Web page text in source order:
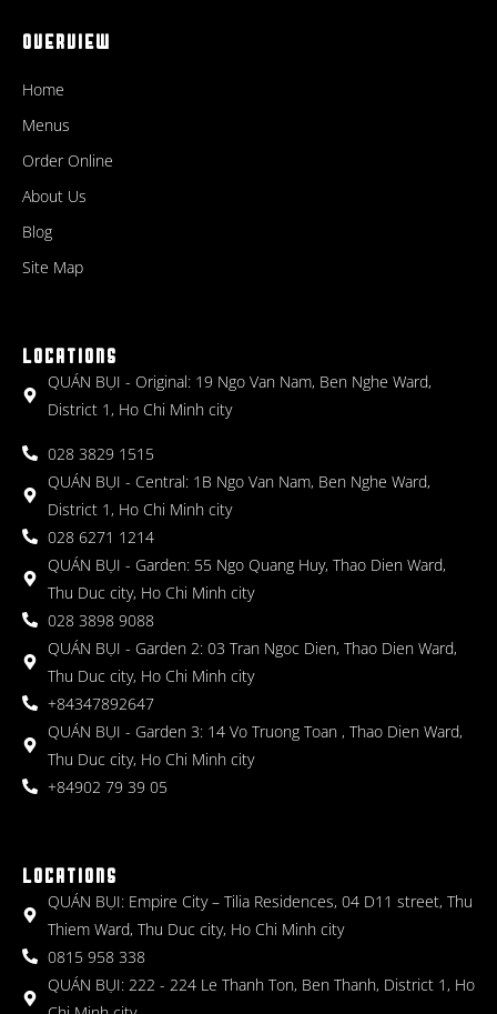
OVERVIEW
Home
Menus
Order Online
About Us
Blog
Site Map
LOCATIONS
QUÁN BỤI - Original: 19 Ngo Van Nam, Ben Nghe Ward,
District 1, Ho Chi Minh city
028 3829 1515
QUÁN BỤI - Central: 1B Ngo Van Nam, Ben Nghe Ward,
District 1, Ho Chi Minh city
028 6271 1214
QUÁN BỤI - Garden: 55 Ngo Quang Huy, Thao Dien Ward,
Thu Duc city, Ho Chi Minh city
028 3898 9088
QUÁN BỤI - Garden 2: 03 Tran Ngoc Dien, Thao Dien Ward,
Thu Duc city, Ho Chi Minh city
+84347892647
QUÁN BỤI - Garden 3: 14 Vo Truong Toan , Thao Dien Ward,
Thu Duc city, Ho Chi Minh city
+84902 79 39 05
LOCATIONS
QUÁN BỤI: Empire City – Tilia Residences, 04 D11 street, Thu
Thiem Ward, Thu Duc city, Ho Chi Minh city
0815 958 338
QUÁN BỤI: 222 - 224 Le Thanh Ton, Ben Thanh, District 1, Ho